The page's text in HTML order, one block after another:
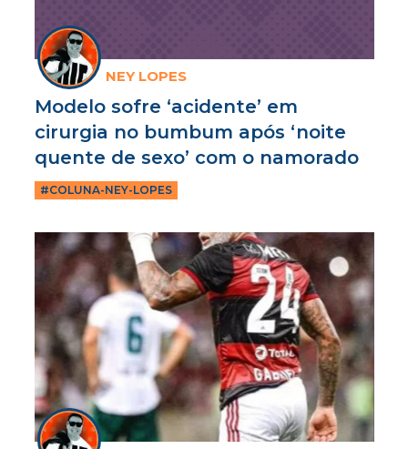
NEY LOPES
Modelo sofre ‘acidente’ em
cirurgia no bumbum após ‘noite
quente de sexo’ com o namorado
#COLUNA-NEY-LOPES